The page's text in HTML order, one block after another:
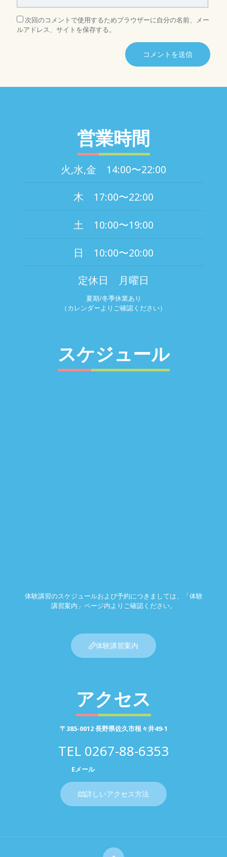
次回のコメントで使用するためブラウザーに自分の名前、メー
ルアドレス、サイトを保存する。
営業時間
火,水,金 14:00〜22:00
木 17:00〜22:00
土 10:00〜19:00
日 10:00〜20:00
定休日 月曜日
夏期/冬季休業あり
（カレンダーよりご確認ください）
スケジュール
体験講習のスケジュールおよび予約につきましては、「体験
講習案内」ページ内よりご確認ください。
体験講習案内
アクセス
〒385-0012 長野県佐久市根々井49-1
TEL 0267-88-6353
Eメール
詳しいアクセス方法